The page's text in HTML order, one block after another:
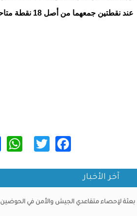
عند نقطتين جمعهما من أصل 18 نقطة متاحة.
آخر الأخبار
بعثة لإحصاء متقاعدي الجيش والأمن في